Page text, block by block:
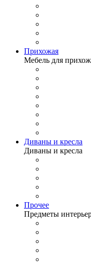
Прихожая
Мебель для
Диваны и кресла
Диваны и кресла
Прочее
Предметы